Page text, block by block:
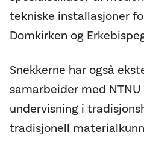
tekniske installasjoner
Domkirken og
Snekkerne har også
samarbeider med
undervisning i
tradisjonell